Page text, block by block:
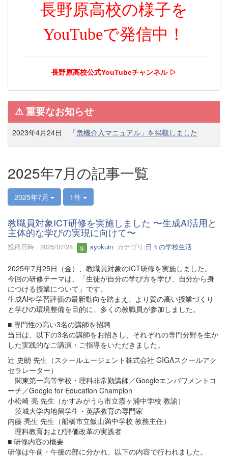
長野原高校の様子を
YouTubeで発信中！
長野原高校公式YouTubeチャンネル ▷
⚠︎ 重要なお知らせ
2023年4月24日 「危機介入マニュアル」を掲載しました
2025年7月の記事一覧
2025年7月 1件
教職員対象ICT研修を実施しました 〜生成AI活用と
主体的な学びの実現に向けて〜
投稿日時 : 2025/07/28 syokuin カテゴリ:日々の学校生活
2025年7月25日（金）、教職員対象のICT研修を実施しました。
今回の研修テーマは、「生徒が自分の学び方を学び、自分から身
につける授業について」です。
生成AIや学習評価の最新動向を踏まえ、より質の高い授業づくり
と学びの環境整備を目的に、多くの教職員が参加しました。
■ 専門性の高い3名の講師を招聘
当日は、以下の3名の講師をお招きし、それぞれの専門分野を生か
した実践的なご講演・ご指導をいただきました。
辻 史朗 先生（スクールエージェント株式会社 GIGAスクールアク
セラレーター）
関東第一高等学校・理科非常勤講師／Googleエンパワメントコ
ーチ／Google for Education Champion
小松崎 亮 先生（かすみがうら市立霞ヶ浦中学校 教諭）
茨城大学内地留学生・英語教育の専門家
内藤 亮生 先生（船橋市立飯山満中学校 教務主任）
理科教育および評価改革の実践者
■ 研修内容の概要
研修は午前・午後の部に分かれ、以下の内容で行われました。